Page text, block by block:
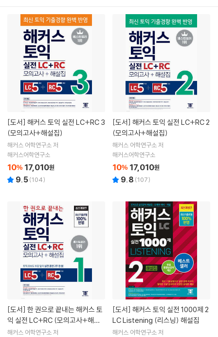
[도서]
(모의고사+해설집)
해커스 어학연구소 저
해커스어학연구소
10% 17,010원
9.5(104)
[도서]
(모의고사+해설집)
해커스 어학연구소 저
해커스어학연구소
10% 17,010원
9.8 (107)
[도서]
익 실전 LC+RC (모의고사+해설
집) 1
해커스 어학연구소 저
[도서]
LC Listening (리스닝) 해설집
해커스 어학연구소 저